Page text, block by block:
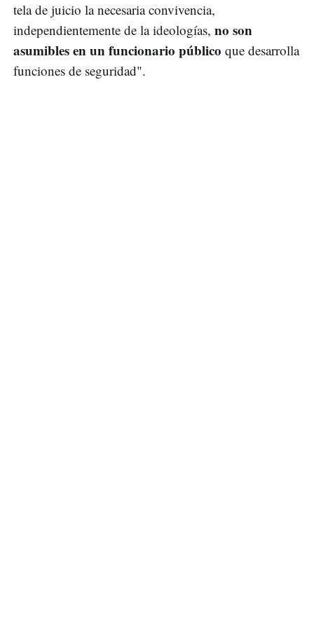
tela de juicio la necesaria convivencia,
independientemente de la ideologías, no son
asumibles en un funcionario público que desarrolla
funciones de seguridad".